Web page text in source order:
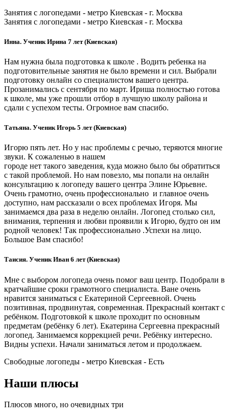
Занятия с логопедами - метро Киевская - г. Москва
Занятия с логопедами - метро Киевская - г. Москва
Инна. Ученик Ирина 7 лет (Киевская)
Нам нужна была подготовка к школе . Водить ребенка на
подготовительные занятия не было времени и сил. Выбрали
подготовку онлайн со специалистом вашего центра.
Прозанимались с сентября по март. Ириша полностью готова
к школе, мы уже прошли отбор в лучшую школу района и
сдали с успехом тесты. Огромное вам спасибо.
Татьяна. Ученик Игорь 5 лет (Киевская)
Игорю пять лет. Но у нас проблемы с речью, теряются многие
звуки. К сожаленью в нашем
городе нет такого заведения, куда можно было бы обратиться
с такой проблемой. Но нам повезло, мы попали на онлайн
консультацию к логопеду вашего центра Элине Юрьевне.
Очень грамотно, очень профессионально и главное очень
доступно, нам рассказали о всех проблемах Игоря. Мы
занимаемся два раза в неделю онлайн. Логопед столько сил,
внимания, терпения и любви проявили к Игорю, будто он им
родной человек! Так профессионально .Успехи на лицо.
Большое Вам спасибо!
Таисия. Ученик Иван 6 лет (Киевская)
Мне с выбором логопеда очень помог ваш центр. Подобрали в
кратчайшие сроки грамотного специалиста. Ване очень
нравится заниматься с Екатериной Сергеевной. Очень
позитивная, продвинутая, современная. Прекрасный контакт с
ребёнком. Подготовкой к школе проходит по основным
предметам (ребёнку 6 лет). Екатерина Сергеевна прекрасный
логопед. Занимаемся коррекцией речи. Ребёнку интересно.
Видны успехи. Начали заниматься летом и продолжаем.
Свободные логопеды - метро Киевская - Есть
Наши плюсы
Плюсов много, но очевидных три